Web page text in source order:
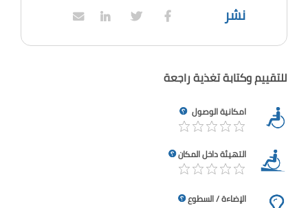
نشر
للتقييم وكتابة تغذية راجعة
امكانية الوصول
التهيئة داخل المكان
الإضاءة / السطوع